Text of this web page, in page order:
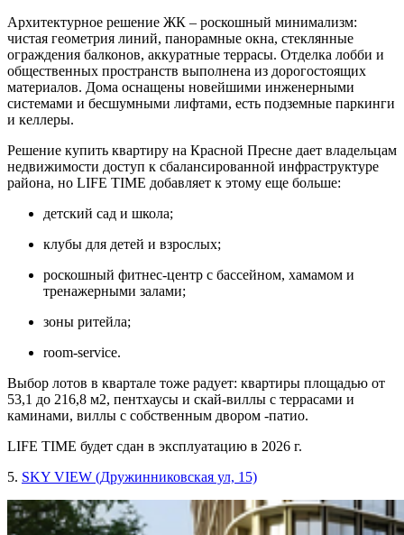
Архитектурное решение ЖК – роскошный минимализм:
чистая геометрия линий, панорамные окна, стеклянные
ограждения балконов, аккуратные террасы. Отделка лобби и
общественных пространств выполнена из дорогостоящих
материалов. Дома оснащены новейшими инженерными
системами и бесшумными лифтами, есть подземные паркинги
и келлеры.
Решение купить квартиру на Красной Пресне дает владельцам
недвижимости доступ к сбалансированной инфраструктуре
района, но LIFE TIME добавляет к этому еще больше:
детский сад и школа;
клубы для детей и взрослых;
роскошный фитнес-центр с бассейном, хамамом и
тренажерными залами;
зоны ритейла;
room-service.
Выбор лотов в квартале тоже радует: квартиры площадью от
53,1 до 216,8 м2, пентхаусы и скай-виллы с террасами и
каминами, виллы с собственным двором -патио.
LIFE TIME будет сдан в эксплуатацию в 2026 г.
5. SKY VIEW (Дружинниковская ул, 15)